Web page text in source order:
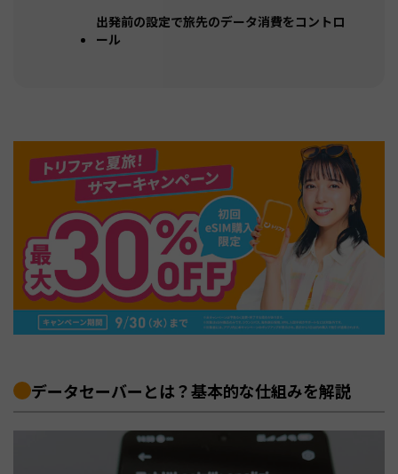
出発前の設定で旅先のデータ消費をコントロ
ール
データセーバーとは？基本的な仕組みを解説